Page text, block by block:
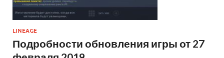
LINEAGE
Подробности обновления игры от 27